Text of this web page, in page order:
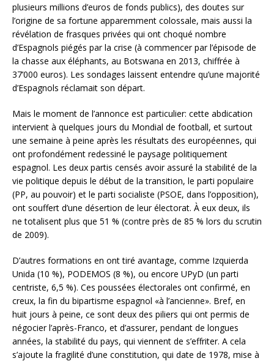
plusieurs millions d’euros de fonds publics), des doutes sur
l’origine de sa fortune apparemment colossale, mais aussi la
révélation de frasques privées qui ont choqué nombre
d’Espagnols piégés par la crise (à commencer par l’épisode de
la chasse aux éléphants, au Botswana en 2013, chiffrée à
37’000 euros). Les sondages laissent entendre qu’une majorité
d’Espagnols réclamait son départ.
Mais le moment de l’annonce est particulier: cette abdication
intervient à quelques jours du Mondial de football, et surtout
une semaine à peine après les résultats des européennes, qui
ont profondément redessiné le paysage politiquement
espagnol. Les deux partis censés avoir assuré la stabilité de la
vie politique depuis le début de la transition, le parti populaire
(PP, au pouvoir) et le parti socialiste (PSOE, dans l’opposition),
ont souffert d’une désertion de leur électorat. À eux deux, ils
ne totalisent plus que 51 % (contre près de 85 % lors du scrutin
de 2009).
D’autres formations en ont tiré avantage, comme Izquierda
Unida (10 %), PODEMOS (8 %), ou encore UPyD (un parti
centriste, 6,5 %). Ces poussées électorales ont confirmé, en
creux, la fin du bipartisme espagnol «à l’ancienne». Bref, en
huit jours à peine, ce sont deux des piliers qui ont permis de
négocier l’après-Franco, et d’assurer, pendant de longues
années, la stabilité du pays, qui viennent de s’effriter. A cela
s’ajoute la fragilité d’une constitution, qui date de 1978, mise à